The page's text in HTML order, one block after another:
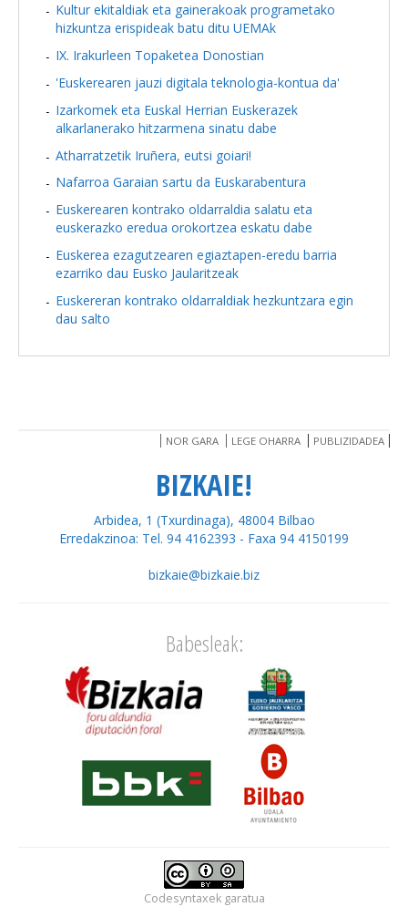
Kultur ekitaldiak eta gainerakoak programetako
hizkuntza erispideak batu ditu UEMAk
IX. Irakurleen Topaketea Donostian
'Euskerearen jauzi digitala teknologia-kontua da'
Izarkomek eta Euskal Herrian Euskerazek
alkarlanerako hitzarmena sinatu dabe
Atharratzetik Iruñera, eutsi goiari!
Nafarroa Garaian sartu da Euskarabentura
Euskerearen kontrako oldarraldia salatu eta
euskerazko eredua orokortzea eskatu dabe
Euskerea ezagutzearen egiaztapen-eredu barria
ezarriko dau Eusko Jaularitzeak
Euskereran kontrako oldarraldiak hezkuntzara egin
dau salto
NOR GARA LEGE OHARRA PUBLIZIDADEA
BIZKAIE!
Arbidea, 1 (Txurdinaga), 48004 Bilbao
Erredakzinoa: Tel. 94 4162393 - Faxa 94 4150199
bizkaie@bizkaie.biz
Babesleak:
Codesyntaxekgaratua